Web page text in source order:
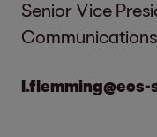
Senior Vice